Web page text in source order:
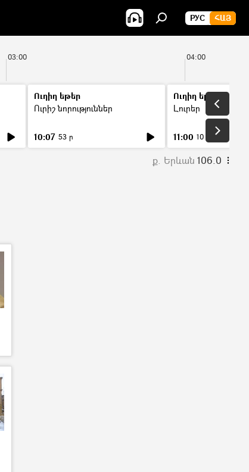
РУС ՀԱՅ
03:00 04:00
Ուղիղ եթեր
Ուրիշ նորություններ
10:07 53 ր
Ուղիղ եթեր
Լուրեր
11:00 10 ր
ք. Երևան 106.0